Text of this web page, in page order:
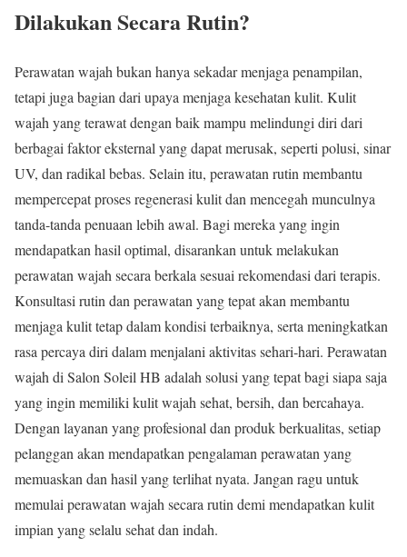
Dilakukan Secara Rutin?
Perawatan wajah bukan hanya sekadar menjaga penampilan,
tetapi juga bagian dari upaya menjaga kesehatan kulit. Kulit
wajah yang terawat dengan baik mampu melindungi diri dari
berbagai faktor eksternal yang dapat merusak, seperti polusi, sinar
UV, dan radikal bebas. Selain itu, perawatan rutin membantu
mempercepat proses regenerasi kulit dan mencegah munculnya
tanda-tanda penuaan lebih awal. Bagi mereka yang ingin
mendapatkan hasil optimal, disarankan untuk melakukan
perawatan wajah secara berkala sesuai rekomendasi dari terapis.
Konsultasi rutin dan perawatan yang tepat akan membantu
menjaga kulit tetap dalam kondisi terbaiknya, serta meningkatkan
rasa percaya diri dalam menjalani aktivitas sehari-hari. Perawatan
wajah di Salon Soleil HB adalah solusi yang tepat bagi siapa saja
yang ingin memiliki kulit wajah sehat, bersih, dan bercahaya.
Dengan layanan yang profesional dan produk berkualitas, setiap
pelanggan akan mendapatkan pengalaman perawatan yang
memuaskan dan hasil yang terlihat nyata. Jangan ragu untuk
memulai perawatan wajah secara rutin demi mendapatkan kulit
impian yang selalu sehat dan indah.